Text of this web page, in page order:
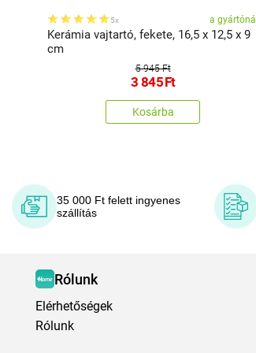
5x a gyártónál
Kerámia vajtartó, fekete, 16,5 x 12,5 x 9
cm
5 945 Ft
3 845Ft
Kosárba
35 000 Ft felett ingyenes
szállítás
Rólunk
Elérhetőségek
Rólunk